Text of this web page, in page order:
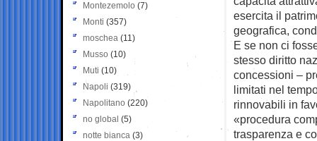
esercita il
geografica,
E se non ci
stesso diritto
concessioni –
limitati nel
rinnovabili in
«procedura
trasparenza e
Montezemolo (7)
Monti (357)
moschea (11)
Musso (10)
Muti (10)
Napoli (319)
Napolitano (220)
no global (5)
notte bianca (3)